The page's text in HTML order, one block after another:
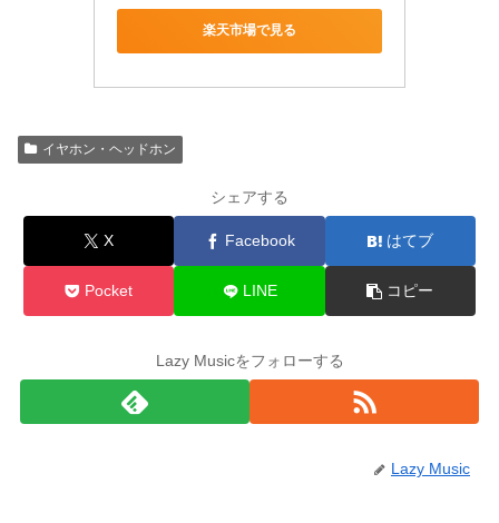
楽天市場で見る
イヤホン・ヘッドホン
シェアする
X Facebook はてブ
Pocket LINE コピー
Lazy Musicをフォローする
Lazy Music